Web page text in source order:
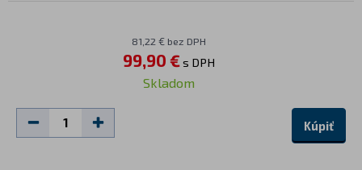
81,22 € bez DPH
99,90 €s DPH
Skladom
Kúpiť